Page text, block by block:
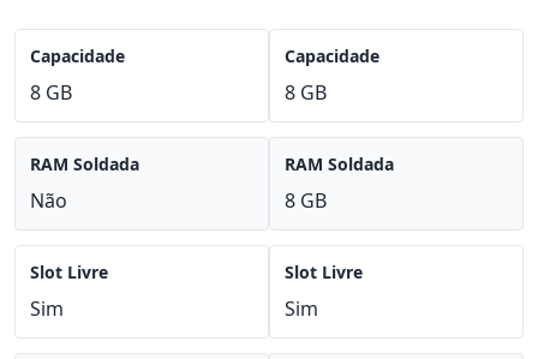
Capacidade
8 GB
RAM Soldada
Não
Slot Livre
Sim
Capacidade
8 GB
RAM Soldada
8 GB
Slot Livre
Sim